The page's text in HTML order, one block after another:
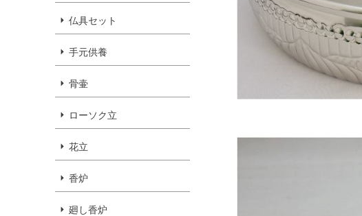
仏具セット
手元供養
骨壷
ローソク立
花立
香炉
廻し香炉